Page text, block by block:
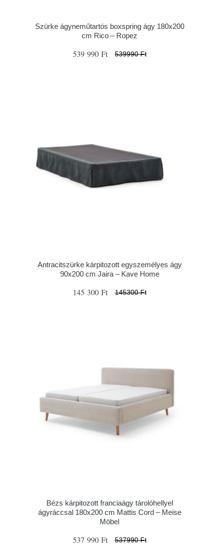
Szürke ágyneműtartós boxspring ágy 180x200
cm Rico – Ropez
539 990 Ft 539990 Ft
Antracitszürke kárpitozott egyszemélyes ágy
90x200 cm Jaira – Kave Home
145 300 Ft 145300 Ft
Bézs kárpitozott franciaágy tárolóhellyel
ágyráccsal 180x200 cm Mattis Cord – Meise
Möbel
537 990 Ft 537990 Ft